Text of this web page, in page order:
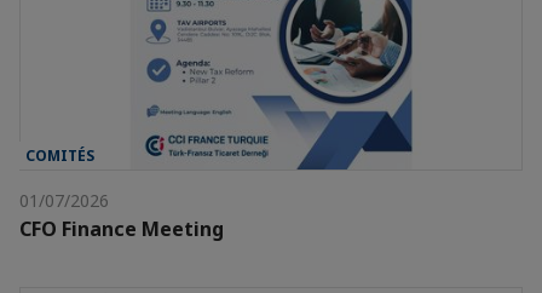
COMITÉS
01/07/2026
CFO Finance Meeting